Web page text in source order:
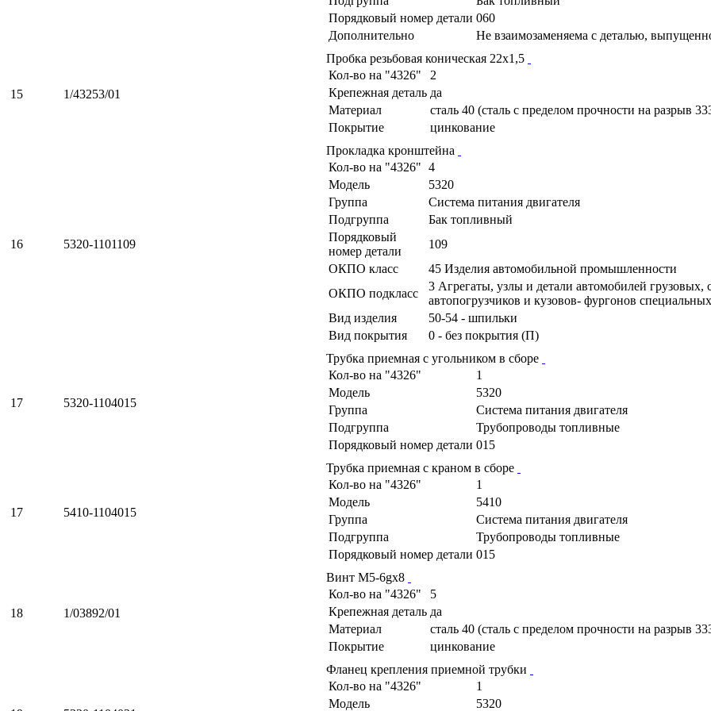
Порядковый номер детали 060
Дополнительно
Не взаимозаменяема с деталью,
15 1/43253/01
Пробка резьбовая коническая 22х1,5
Кол-во на "4326"
2
Крепежная деталь да
Материал
сталь 40 (сталь с пределом прочности на разрыв
Покрытие
цинкование
16 5320-1101109
Прокладка кронштейна
Кол-во на "4326" 4
Модель
5320
Группа
Cистема питания двигателя
Подгруппа
Бак топливный
Порядковый
номер детали
109
ОКПО класс
45 Изделия автомобильной промышленности
ОКПО подкласс
3 Агрегаты, узлы и детали автомобилей грузовых,
автопогрузчиков и кузовов- фургонов специальных
Вид изделия
50-54 - шпильки
Вид покрытия
0 - без покрытия (П)
17 5320-1104015
Трубка приемная с угольником в сборе
Кол-во на "4326"
1
Модель
5320
Группа
Cистема питания двигателя
Подгруппа
Трубопроводы топливные
Порядковый номер детали 015
17 5410-1104015
Трубка приемная с краном в сборе
Кол-во на "4326"
1
Модель
5410
Группа
Cистема питания двигателя
Подгруппа
Трубопроводы топливные
Порядковый номер детали 015
18 1/03892/01
Винт М5-6gх8
Кол-во на "4326"
5
Крепежная деталь да
Материал
сталь 40 (сталь с пределом прочности на разрыв
Покрытие
цинкование
Фланец крепления приемной трубки
Кол-во на "4326"
1
Модель
5320